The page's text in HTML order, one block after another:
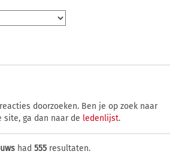
doorzoeken. Ben je op zoek naar
ga dan naar de ledenlijst.
had 555 resultaten.